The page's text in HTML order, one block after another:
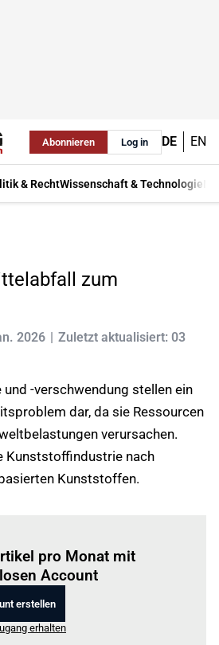
Abonnieren Log in DE EN
& RechtWissenschaft & Technologie
zum
2026
Zuletzt aktualisiert: 03
-verschwendung stellen ein
dar, da sie Ressourcen
verursachen.
Kunststoffindustrie nach
Kunststoffen.
pro Monat mit
Account
erstellen
erhalten